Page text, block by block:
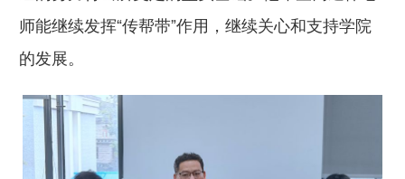
师能继续发挥“传帮带”作用，继续关心和支持学院
的发展。